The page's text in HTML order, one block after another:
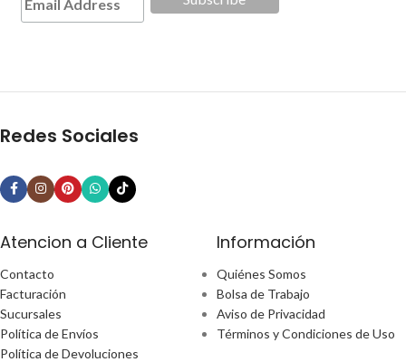
Redes Sociales
Atencion a Cliente
Contacto
Facturación
Sucursales
Política de Envíos
Política de Devoluciones
Información
Quiénes Somos
Bolsa de Trabajo
Aviso de Privacidad
Términos y Condiciones de Uso